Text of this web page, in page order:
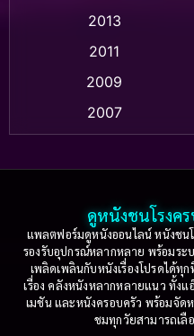
Based on a True
Based on
2013
2011
2009
2007
2003
2001
1999
1997
1995
1993
ดูหนังชนโรงคร
แพลตฟอร์มดูหนังออนไลน์ หนังชนโ
รองรับอุปกรณ์หลากหลาย พร้อมระ
เพลิดเพลินกับหนังเรื่องโปรดได้ทุ
เรื่อง คลังหนังหลากหลายแนว ทั้ง
เมชัน และหนังครอบครัว พร้อมจัด
ชมทุกวัยสามารถเลื